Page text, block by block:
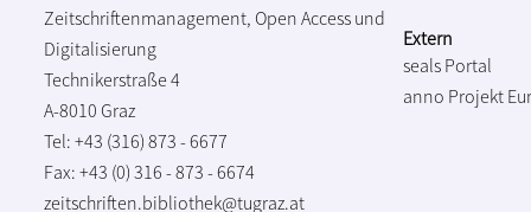
Zeitschriftenmanagement, Open Access und
Digitalisierung
Technikerstraße 4
A-8010 Graz
Tel: +43 (316) 873 - 6677
Fax: +43 (0) 316 - 873 - 6674
zeitschriften.bibliothek@tugraz.at
Extern
seals Portal
anno Projekt